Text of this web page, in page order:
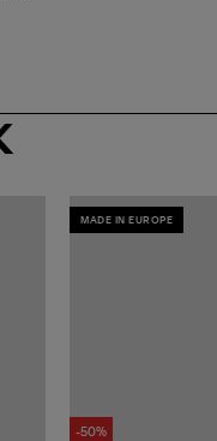
MADE IN EUROPE
-50%